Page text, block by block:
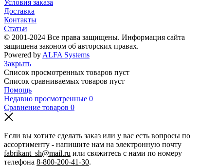
Условия заказа
Доставка
Контакты
Статьи
© 2001-2024 Все права защищены. Информация сайта
защищена законом об авторских правах.
Powered by ALFA Systems
Закрыть
Список просмотренных товаров пуст
Список сравниваемых товаров пуст
Помощь
Недавно просмотренные 0
Сравнение товаров 0
Если вы хотите сделать заказ или у вас есть вопросы по
ассортименту - напишите нам на электронную почту
fabrikant_sh@mail.ru или свяжитесь с нами по номеру
телефона 8-800-200-41-30.